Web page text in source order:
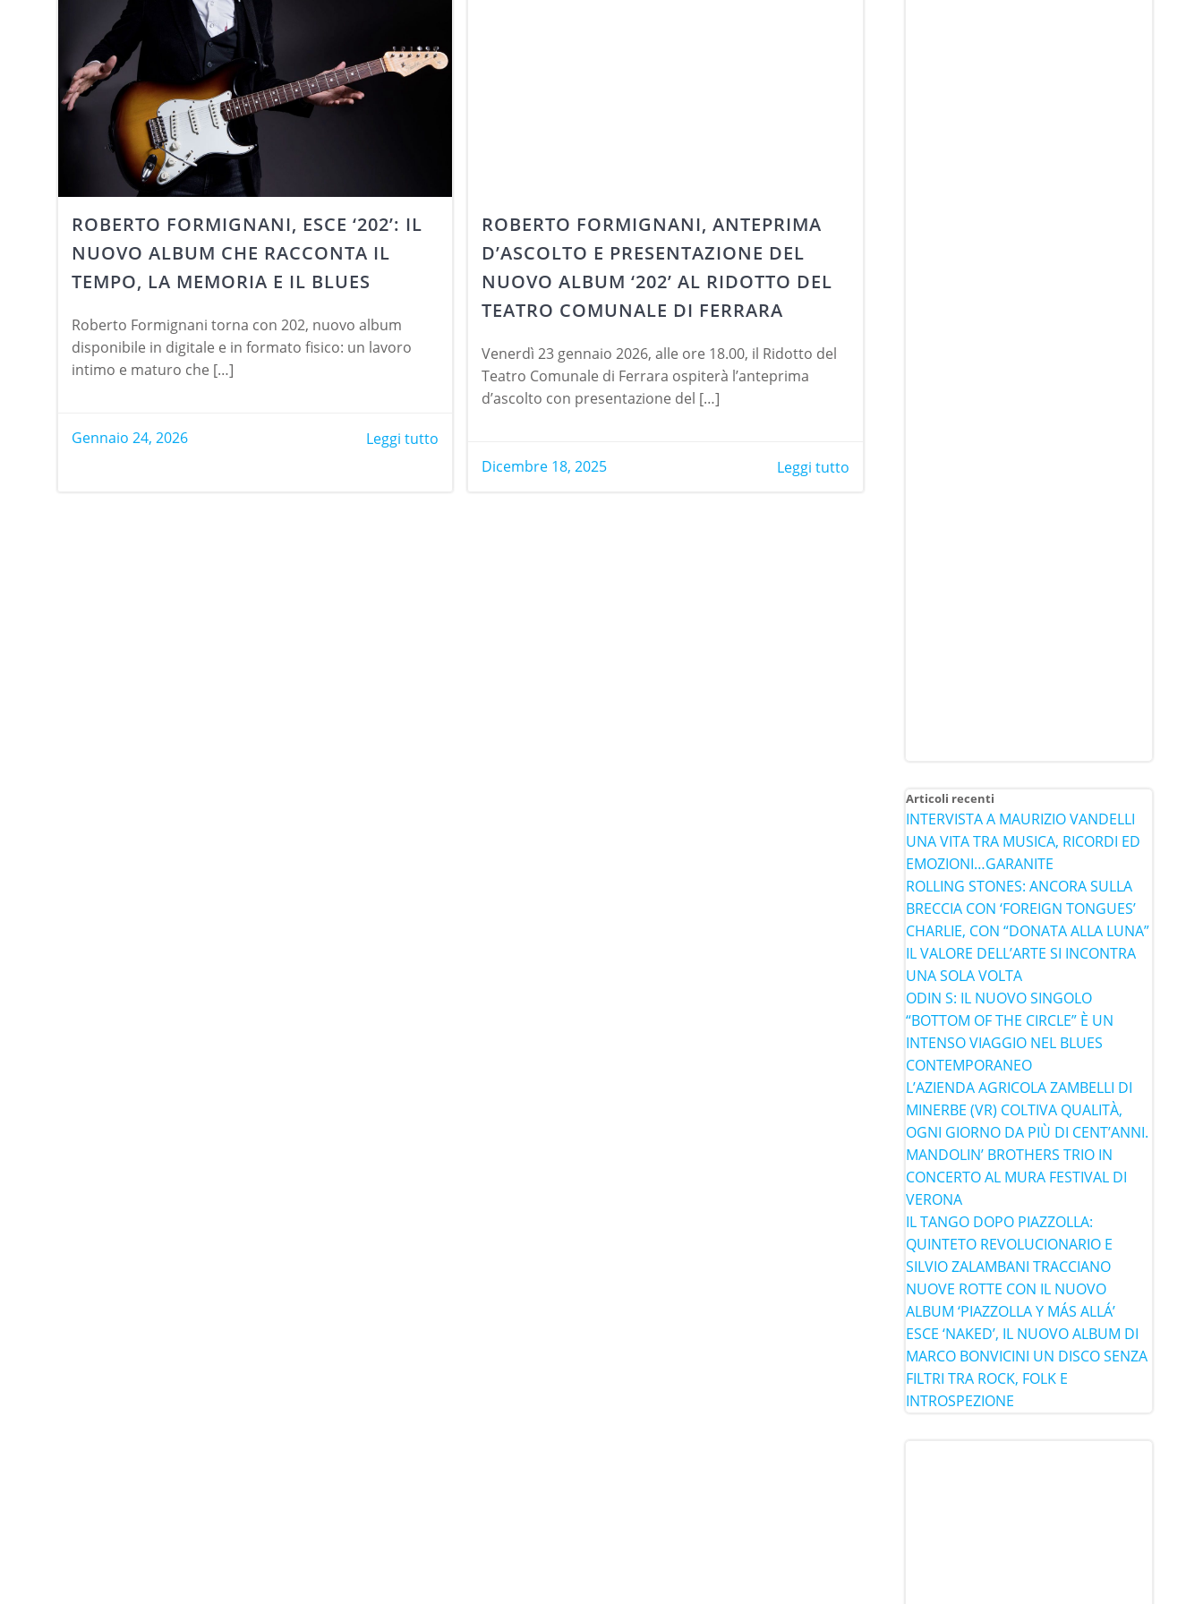
ROBERTO FORMIGNANI, ESCE ‘202’: IL
NUOVO ALBUM CHE RACCONTA IL
TEMPO, LA MEMORIA E IL BLUES
Roberto Formignani torna con 202, nuovo album
disponibile in digitale e in formato fisico: un lavoro
intimo e maturo che […]
Gennaio 24, 2026 Leggi tutto
ROBERTO FORMIGNANI, ANTEPRIMA
D’ASCOLTO E PRESENTAZIONE DEL
NUOVO ALBUM ‘202’ AL RIDOTTO DEL
TEATRO COMUNALE DI FERRARA
Venerdì 23 gennaio 2026, alle ore 18.00, il Ridotto del
Teatro Comunale di Ferrara ospiterà l’anteprima
d’ascolto con presentazione del […]
Dicembre 18, 2025 Leggi tutto
Articoli recenti
INTERVISTA A MAURIZIO VANDELLI
UNA VITA TRA MUSICA, RICORDI ED
EMOZIONI…GARANITE
ROLLING STONES: ANCORA SULLA
BRECCIA CON ‘FOREIGN TONGUES’
CHARLIE, CON “DONATA ALLA LUNA”
IL VALORE DELL’ARTE SI INCONTRA
UNA SOLA VOLTA
ODIN S: IL NUOVO SINGOLO
“BOTTOM OF THE CIRCLE” È UN
INTENSO VIAGGIO NEL BLUES
CONTEMPORANEO
L’AZIENDA AGRICOLA ZAMBELLI DI
MINERBE (VR) COLTIVA QUALITÀ,
OGNI GIORNO DA PIÙ DI CENT’ANNI.
MANDOLIN’ BROTHERS TRIO IN
CONCERTO AL MURA FESTIVAL DI
VERONA
IL TANGO DOPO PIAZZOLLA:
QUINTETO REVOLUCIONARIO E
SILVIO ZALAMBANI TRACCIANO
NUOVE ROTTE CON IL NUOVO
ALBUM ‘PIAZZOLLA Y MÁS ALLÁ’
ESCE ‘NAKED’, IL NUOVO ALBUM DI
MARCO BONVICINI UN DISCO SENZA
FILTRI TRA ROCK, FOLK E
INTROSPEZIONE